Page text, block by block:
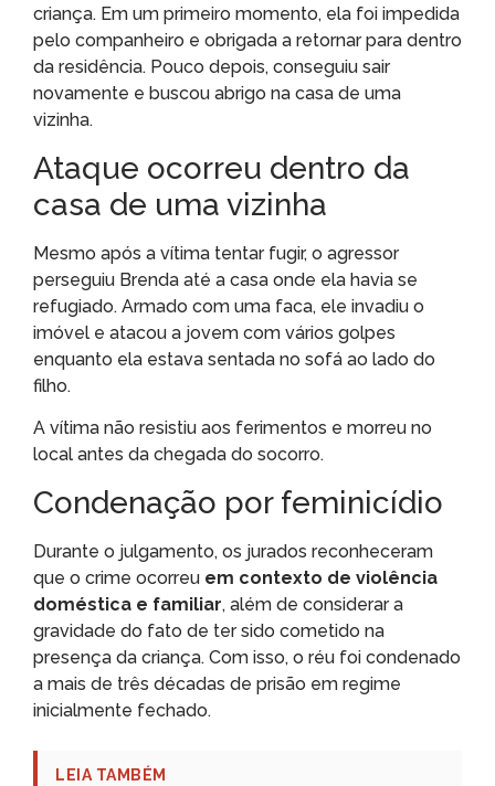
criança. Em um primeiro momento, ela foi impedida
pelo companheiro e obrigada a retornar para dentro
da residência. Pouco depois, conseguiu sair
novamente e buscou abrigo na casa de uma
vizinha.
Ataque ocorreu dentro da
casa de uma vizinha
Mesmo após a vítima tentar fugir, o agressor
perseguiu Brenda até a casa onde ela havia se
refugiado. Armado com uma faca, ele invadiu o
imóvel e atacou a jovem com vários golpes
enquanto ela estava sentada no sofá ao lado do
filho.
A vítima não resistiu aos ferimentos e morreu no
local antes da chegada do socorro.
Condenação por feminicídio
Durante o julgamento, os jurados reconheceram
que o crime ocorreu em contexto de violência
doméstica e familiar, além de considerar a
gravidade do fato de ter sido cometido na
presença da criança. Com isso, o réu foi condenado
a mais de três décadas de prisão em regime
inicialmente fechado.
LEIA TAMBÉM